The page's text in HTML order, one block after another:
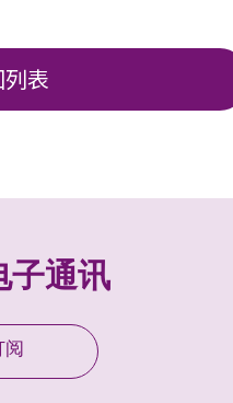
列表
子通讯
阅